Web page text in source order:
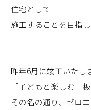
住宅として
施工することを目指し
昨年6月に竣工いたし
「子どもと楽しむ
その名の通り、ゼロ